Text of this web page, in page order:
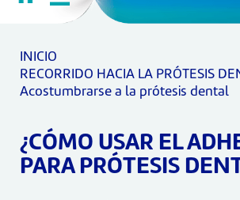
INICIO
RECORRIDO HACIA LA PRÓTESIS
Acostumbrarse a la prótesis dental
¿CÓMO USAR EL
PARA PRÓTESIS